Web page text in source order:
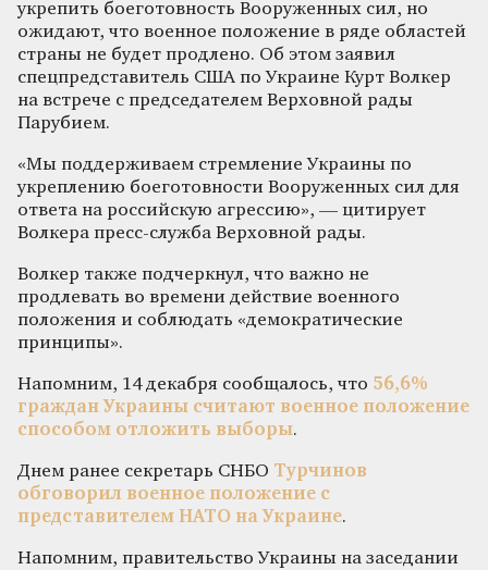
укрепить боеготовность Вооруженных сил, но
ожидают, что военное положение в ряде областей
страны не будет продлено. Об этом заявил
спецпредставитель США по Украине Курт Волкер
на встрече с председателем Верховной рады
Парубием.
«Мы поддерживаем стремление Украины по
укреплению боеготовности Вооруженных сил для
ответа на российскую агрессию», — цитирует
Волкера пресс-служба Верховной рады.
Волкер также подчеркнул, что важно не
продлевать во времени действие военного
положения и соблюдать «демократические
принципы».
Напомним, 14 декабря сообщалось, что 56,6%
граждан Украины считают военное положение
способом отложить выборы.
Днем ранее секретарь СНБО Турчинов
обговорил военное положение с
представителем НАТО на Украине.
Напомним, правительство Украины на заседании